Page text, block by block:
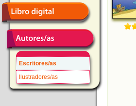
Escritores/as
Ilustradores/as